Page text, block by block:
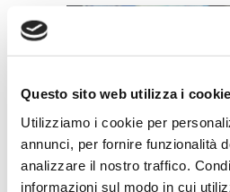
Questo sito web utilizza i cookie
Utilizziamo i cookie per
annunci, per fornire funzionalità
analizzare il nostro traffico.
informazioni sul modo in cui
BANCAFORTE TV